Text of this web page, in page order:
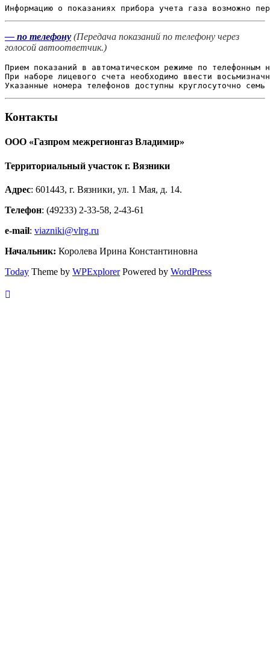
Информацию о показаниях прибора учета газа возможно
— по телефону (Передача показаний по телефону через
голосой автоответчик.)
Прием показаний в автоматическом режиме по телефонным
При наборе лицевого счета необходимо ввести
Указанные номера телефонов доступны круглосуточно
Контакты
ООО «Газпром межрегионгаз Владимир»
Территориальный участок г. Вязники
Адрес: 601443, г. Вязники, ул. 1 Мая, д. 14.
Телефон: (49233) 2-33-58, 2-43-61
e-mail: viazniki@vlrg.ru
Начальник: Королева Ирина Константиновна
Today Theme by WPExplorerPowered by WordPress